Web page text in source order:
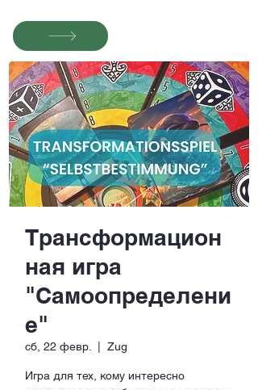
Трансформацион
ная игра
"Самоопределени
е"
сб, 22 февр. Zug
Игра для тех, кому интересно